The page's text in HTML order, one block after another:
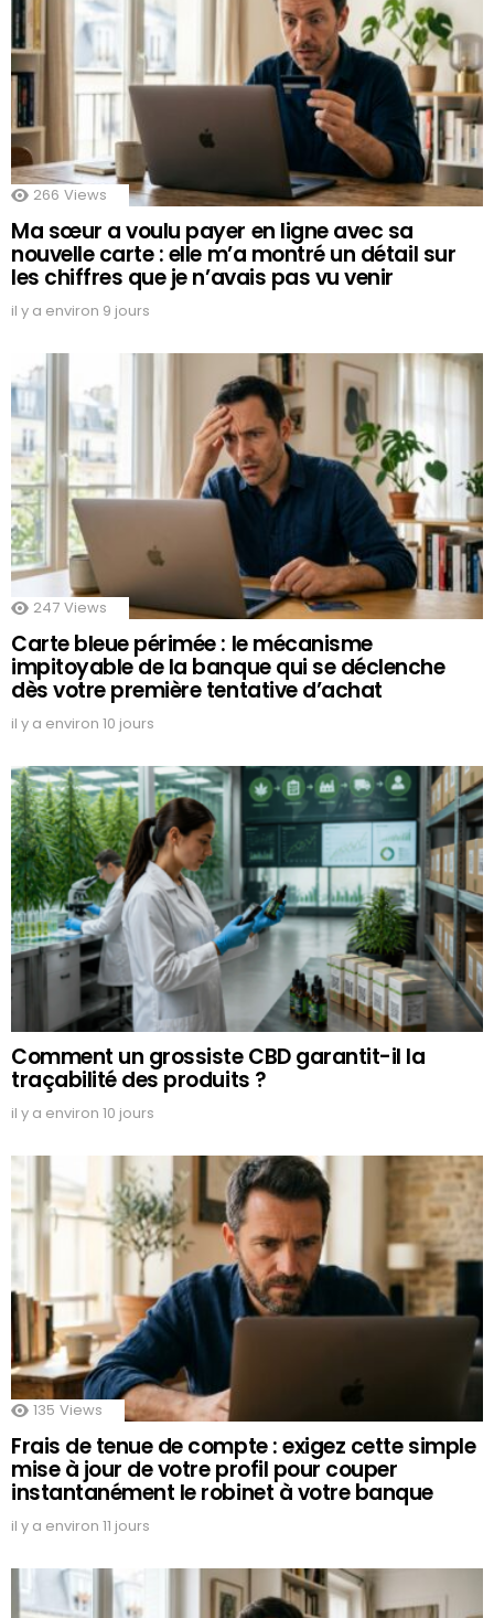
266 Views
Ma sœur a voulu payer en ligne avec sa
nouvelle carte : elle m’a montré un détail sur
les chiffres que je n’avais pas vu venir
il y a environ 9 jours
247 Views
Carte bleue périmée : le mécanisme
impitoyable de la banque qui se déclenche
dès votre première tentative d’achat
il y a environ 10 jours
Comment un grossiste CBD garantit-il la
traçabilité des produits ?
il y a environ 10 jours
135 Views
Frais de tenue de compte : exigez cette simple
mise à jour de votre profil pour couper
instantanément le robinet à votre banque
il y a environ 11 jours